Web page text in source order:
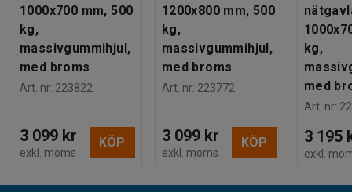
1000x700 mm, 500
kg,
massivgummihjul,
med broms
Art. nr: 223822
3 099 kr
exkl. moms
KÖP
1200x800 mm, 500
kg,
massivgummihjul,
med broms
Art. nr: 223772
3 099 kr
exkl. moms
KÖP
kg,
med
Art. nr:
3 195
exkl.